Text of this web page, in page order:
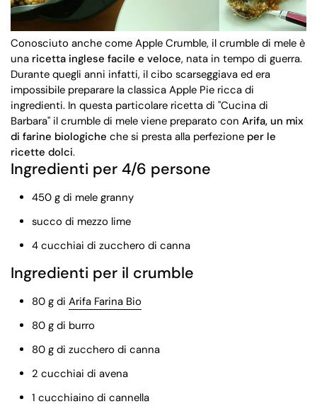
Conosciuto anche come Apple Crumble, il crumble di mele è
una ricetta inglese facile e veloce, nata in tempo di guerra.
Durante quegli anni infatti, il cibo scarseggiava ed era
impossibile preparare la classica Apple Pie ricca di
ingredienti. In questa particolare ricetta di "Cucina di
Barbara" il crumble di mele viene preparato con Arifa, un mix
di farine biologiche che si presta alla perfezione per le
ricette dolci.
Ingredienti per 4/6 persone
450 g di mele granny
succo di mezzo lime
4 cucchiai di zucchero di canna
Ingredienti per il crumble
80 g di Arifa Farina Bio
80 g di burro
80 g di zucchero di canna
2 cucchiai di avena
1 cucchiaino di cannella